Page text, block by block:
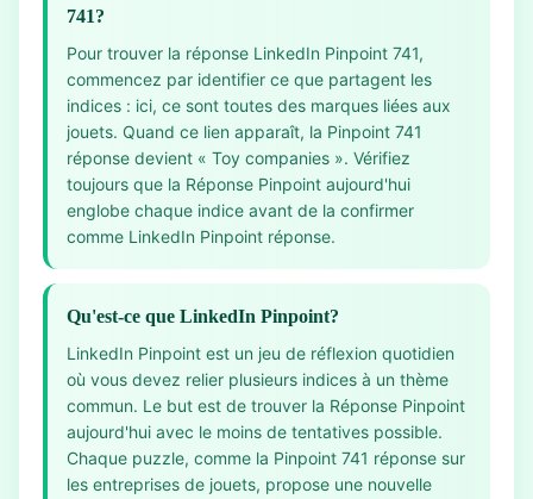
741?
Pour trouver la réponse LinkedIn Pinpoint 741,
commencez par identifier ce que partagent les
indices : ici, ce sont toutes des marques liées aux
jouets. Quand ce lien apparaît, la Pinpoint 741
réponse devient « Toy companies ». Vérifiez
toujours que la Réponse Pinpoint aujourd'hui
englobe chaque indice avant de la confirmer
comme LinkedIn Pinpoint réponse.
Qu'est-ce que LinkedIn Pinpoint?
LinkedIn Pinpoint est un jeu de réflexion quotidien
où vous devez relier plusieurs indices à un thème
commun. Le but est de trouver la Réponse Pinpoint
aujourd'hui avec le moins de tentatives possible.
Chaque puzzle, comme la Pinpoint 741 réponse sur
les entreprises de jouets, propose une nouvelle